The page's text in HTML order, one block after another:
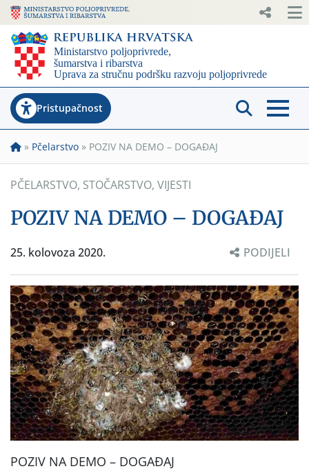
Pristupačnost
» Pčelarstvo » POZIV NA DEMO – DOGAĐAJ
PČELARSTVO, STOČARSTVO, VIJESTI
POZIV NA DEMO – DOGAĐAJ
25. kolovoza 2020. PODIJELI
POZIV NA DEMO – DOGAĐAJ